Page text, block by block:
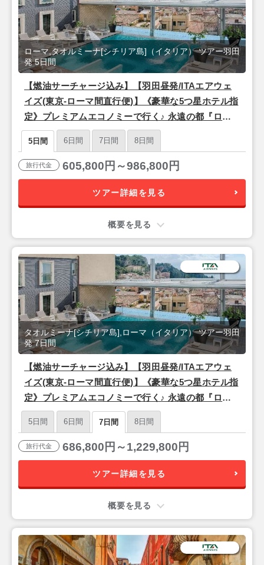
【燃油サーチャージ込み】【羽田昼発/ITAエアウェ
イズ(東京-ローマ間直行便)】《豪華な5つ星ホテル指
定》プレミアムエコノミーで行く♪ 永遠の都『ロー
マ』＆シチリア島リゾート『タオルミーナ』5日間
ローマ,タオルミーナ[シチリア島]（イタリア） ツアー羽田
発 5日間
5日間 6日間 7日間 8日間
旅行代金 605,800円～986,800円
ツアー詳細を見る
概要を見る
【燃油サーチャージ込み】【羽田昼発/ITAエアウェ
イズ(東京-ローマ間直行便)】《豪華な5つ星ホテル指
定》プレミアムエコノミーで行く♪ 永遠の都『ロー
マ』＆シチリア島リゾート『タオルミーナ』7日間
タオルミーナ[シチリア島],ローマ（イタリア） ツアー羽田
発 7日間
5日間 6日間 7日間 8日間
旅行代金 686,800円～1,229,800円
ツアー詳細を見る
概要を見る